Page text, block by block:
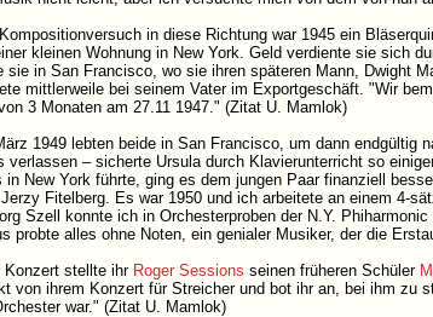
in diese Richtung war 1945 ein
kleinen Wohnung in New York. Geld verdiente sie sich
sie in San Francisco, wo sie ihren späteren Mann, Dwight
mittlerweile bei seinem Vater im Exportgeschäft. "Wir
3 Monaten am 27.11 1947." (Zitat U. Mamlok)
1949 lebten beide in San Francisco, um dann endgültig
verlassen – sicherte Ursula durch Klavierunterricht so
in New York führte, ging es dem jungen Paar finanziell
Jerzy Fitelberg. Es war 1950 und ich arbeitete an einem 4-
Szell konnte ich in Orchesterproben der N.Y.
probte alles ohne Noten, ein genialer Musiker, der die
Konzert stellte ihr Roger Sessions seinen früheren Schüler
von ihrem Konzert für Streicher und bot ihr an, bei ihm
war." (Zitat U. Mamlok)